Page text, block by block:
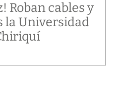
Roban cables y
la Universidad